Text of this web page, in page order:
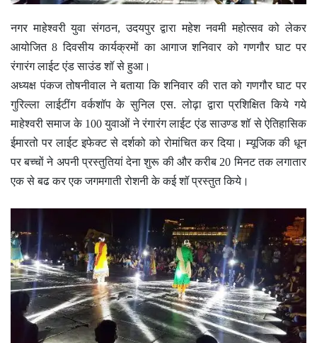
नगर माहेश्वरी युवा संगठन, उदयपुर द्वारा महेश नवमी महोत्सव को लेकर
आयोजित 8 दिवसीय कार्यक्रमों का आगाज शनिवार को गणगौर घाट पर
रंगारंग लाईट एंड साउंड शॉ से हुआ।
अध्यक्ष पंकज तोषनीवाल ने बताया कि शनिवार की रात को गणगौर घाट पर
गुरिल्ला लाईटींग वर्कशॉप के सुनिल एस. लोढ़ा द्वारा प्रशिक्षित किये गये
माहेश्वरी समाज के 100 युवाओं ने रंगारंग लाईट एंड साउण्ड शॉ से ऐतिहासिक
ईमारतो पर लाईट इफेक्ट से दर्शको को रोमांचित कर दिया। म्यूजिक की धून
पर बच्चों ने अपनी प्रस्तुतियां देना शुरू की और करीब 20 मिनट तक लगातार
एक से बढ कर एक जगमगाती रोशनी के कई शॉ प्रस्तुत किये।